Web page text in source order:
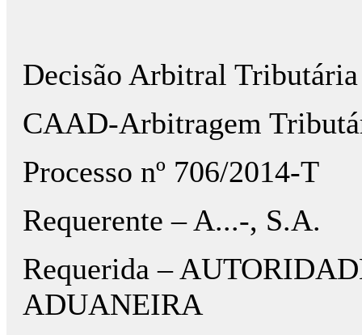
Decisão Arbitral Tributária
CAAD-Arbitragem
Processo nº 706/2014-T
Requerente – A...-, S.A.
Requerida –
ADUANEIRA